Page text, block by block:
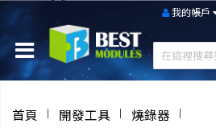
我的帳戶
首頁 開發工具
燒錄器